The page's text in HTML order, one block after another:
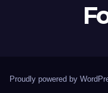
Proudly powered by